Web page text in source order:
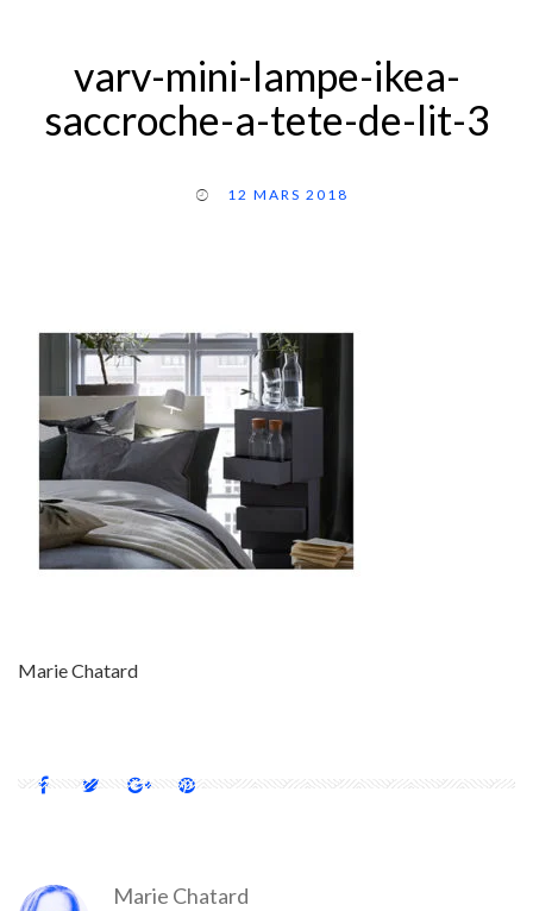
varv-mini-lampe-ikea-
saccroche-a-tete-de-lit-3
12 MARS 2018
Marie Chatard
Marie Chatard